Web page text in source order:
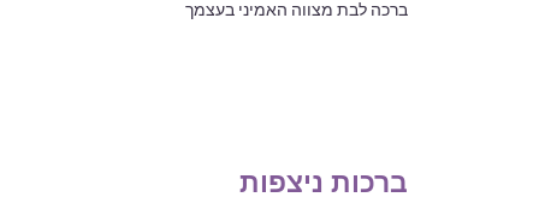
ברכה לבת מצווה האמיני בעצמך
ברכות ניצפות